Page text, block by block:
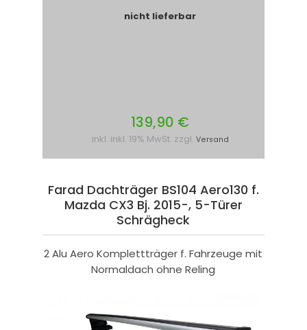
nicht lieferbar
139,90 €
inkl. inkl. 19% MwSt. zzgl. Versand
Farad Dachträger BS104 Aero130 f.
Mazda CX3 Bj. 2015-, 5-Türer
Schrägheck
2 Alu Aero Komplettträger f. Fahrzeuge mit
Normaldach ohne Reling